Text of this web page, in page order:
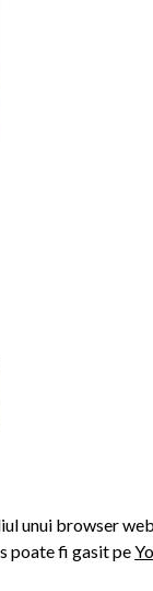
unui browser
poate fi gasit pe